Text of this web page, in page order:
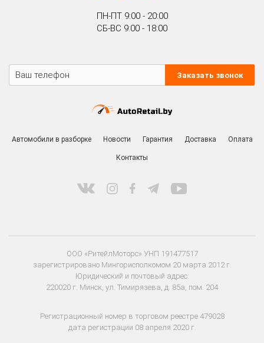
ПН-ПТ 9:00 - 20:00
СБ-ВС 9:00 - 18:00
Заказать звонок
Автомобили в разборке Новости Гарантия Доставка Оплата
Контакты
ООО «РитейлМоторс» УНП 191477517
зарегистрировано Мингорисполкомом 20 марта 2012 г.
Юридический и почтовый адрес:
220020 г. Минск, ул. Тимирязева, д. 85а, пом. 204
Регистрационный номер в торговом реестре 479028
дата регистрации 08 апреля 2020 г.